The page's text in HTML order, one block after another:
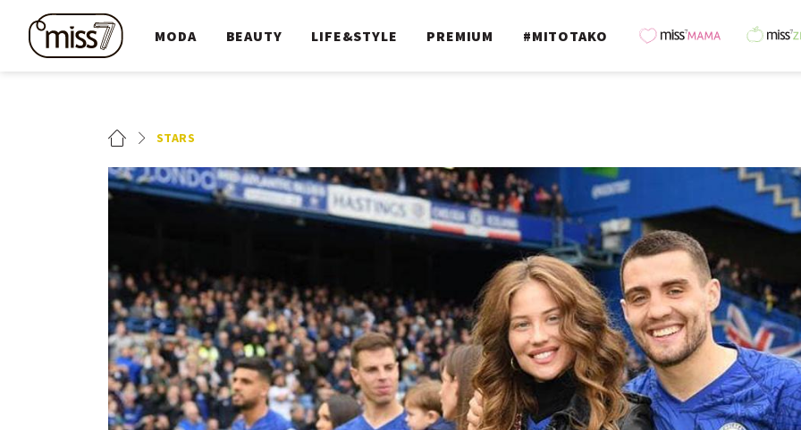
MODA BEAUTY LIFE&STYLE PREMIUM #MITOTAKO
STARS